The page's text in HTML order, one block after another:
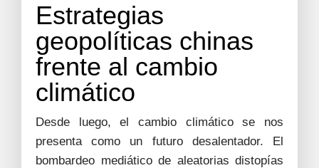
Estrategias
geopolíticas chinas
frente al cambio
climático
Desde luego, el cambio climático se nos
presenta como un futuro desalentador. El
bombardeo mediático de aleatorias distopías